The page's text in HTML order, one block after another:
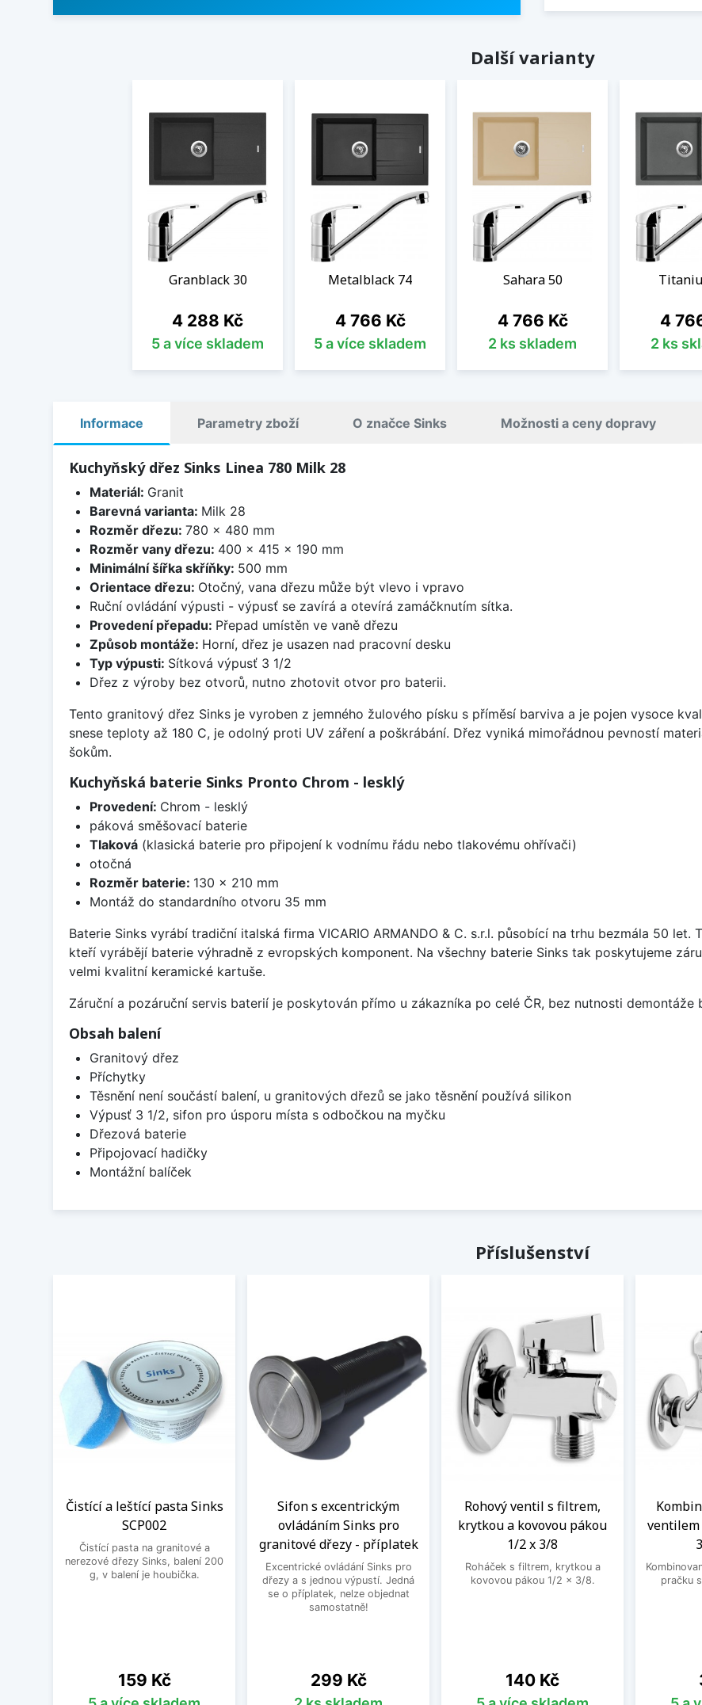
Další varianty
Granblack 30
Cena
4 288 Kč
5 a více skladem
Metalblack 74
Cena
4 766 Kč
5 a více skladem
Sahara 50
Cena
4 766 Kč
2 ks skladem
Cena
4
2 ks
Informace Parametry zboží O značce Sinks Možnosti a ceny dopravy
Kuchyňský dřez Sinks Linea 780 Milk 28
Materiál: Granit
Barevná varianta: Milk 28
Rozměr dřezu: 780 x 480 mm
Rozměr vany dřezu: 400 x 415 x 190 mm
Minimální šířka skříňky: 500 mm
Orientace dřezu: Otočný, vana dřezu může být vlevo i vpravo
Ruční ovládání výpusti - výpusť se zavírá a otevírá zamáčknutím sítka.
Provedení přepadu: Přepad umístěn ve vaně dřezu
Způsob montáže: Horní, dřez je usazen nad pracovní desku
Typ výpusti: Sítková výpusť 3 1/2
Dřez z výroby bez otvorů, nutno zhotovit otvor pro baterii.
Tento granitový dřez Sinks je vyroben z jemného žulového písku s příměsí barviva a je pojen vysoce
snese teploty až 180 C, je odolný proti UV záření a poškrábání. Dřez vyniká mimořádnou pevností
šokům.
Kuchyňská baterie Sinks Pronto Chrom - lesklý
Provedení: Chrom - lesklý
páková směšovací baterie
Tlaková(klasická baterie pro připojení k vodnímu řádu nebo tlakovému ohřívači)
otočná
Rozměr baterie: 130 x 210 mm
Montáž do standardního otvoru 35 mm
Baterie Sinks vyrábí tradiční italská firma VICARIO ARMANDO & C. s.r.l. působící na trhu bezmála 50
kteří vyrábějí baterie výhradně z evropských komponent. Na všechny baterie Sinks tak poskytujeme
velmi kvalitní keramické kartuše.
Záruční a pozáruční servis baterií je poskytován přímo u zákazníka po celé ČR, bez nutnosti demontáže
Obsah balení
Granitový dřez
Příchytky
Těsnění není součástí balení, u granitových dřezů se jako těsnění používá silikon
Výpusť 3 1/2, sifon pro úsporu místa s odbočkou na myčku
Dřezová baterie
Připojovací hadičky
Montážní balíček
Příslušenství
Čistící a leštící pasta Sinks
SCP002
Čistící pasta na granitové a
nerezové dřezy Sinks, balení 200
g, v balení je houbička.
Cena
159 Kč
Sifon s excentrickým
ovládáním Sinks pro
granitové dřezy - příplatek
Excentrické ovládání Sinks pro
dřezy a s jednou výpustí. Jedná
se o příplatek, nelze objednat
samostatně!
Cena
299 Kč
Rohový ventil s filtrem,
krytkou a kovovou pákou
1/2 x 3/8
Roháček s filtrem, krytkou a
kovovou pákou 1/2 x 3/8.
Cena
140 Kč
pračku